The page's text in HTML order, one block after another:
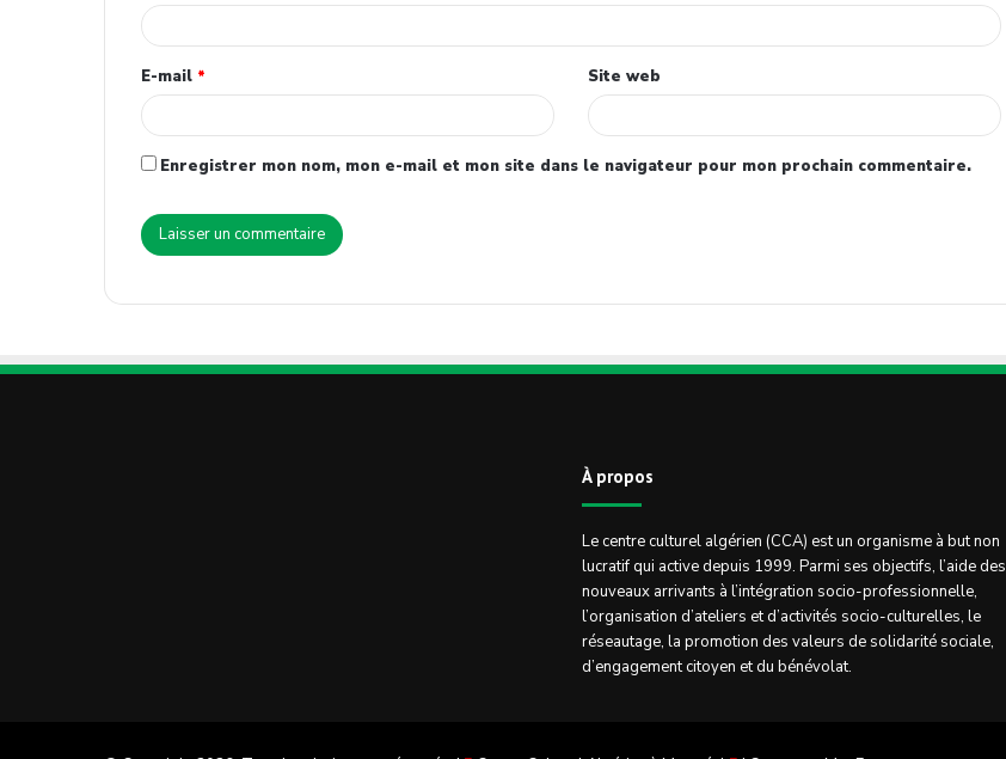
E-mail * Site web
Enregistrer mon nom, mon e-mail et mon site dans le navigateur pour mon prochain commentaire.
À propos
Le centre culturel algérien (CCA) est un organisme à but non
lucratif qui active depuis 1999. Parmi ses objectifs, l’aide des
nouveaux arrivants à l’intégration socio-professionnelle,
l’organisation d’ateliers et d’activités socio-culturelles, le
réseautage, la promotion des valeurs de solidarité sociale,
d’engagement citoyen et du bénévolat.